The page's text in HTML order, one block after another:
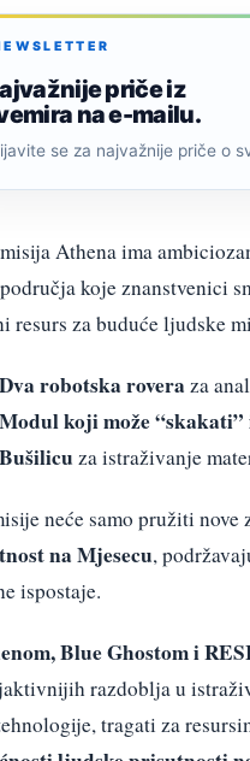
priče iz
na e-mailu.
se za najvažnije priče o
Athena ima
koje znanstvenici
resurs za buduće ljudske
Dva robotska rovera za
Modul koji može
Bušilicuza istraživanje
neće samo pružiti nove
na Mjesecu,
ispostaje.
Blue Ghostom i
razdoblja u
tragati za